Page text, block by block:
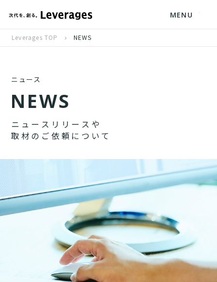
MENU
Leverages TOP NEWS
ニュース
NEWS
ニ ュ ー ス リ リ ー ス や
取 材 の ご 依 頼 に つ い て